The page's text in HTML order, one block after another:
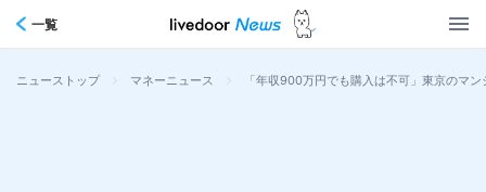
一覧
ニューストップ > マネーニュース > 「年収900万円でも購入は不可」東京のマ